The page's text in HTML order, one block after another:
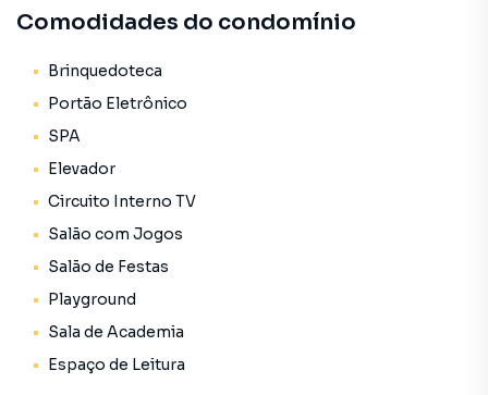
- **Espaço gourmet**
- **Guarita de segurança**
- **Hall de entrada decorado e mobiliado**
- **Hidromassagem**
- **Lounge**
- **Playground**
- **Pub**
- **Reaproveitamento de água**
- **Sala de games**
- **Sala de jogos**
- **Sala de reunião**
- **Salão de festas**
Comodidades do condomínio
Brinquedoteca
Portão Eletrônico
SPA
Elevador
Circuito Interno TV
Salão com Jogos
Salão de Festas
Playground
Sala de Academia
Espaço de Leitura